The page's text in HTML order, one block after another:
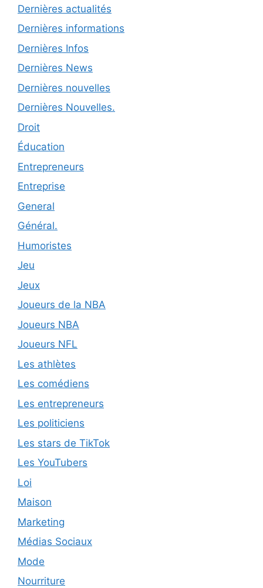
Dernières actualités
Dernières informations
Dernières Infos
Dernières News
Dernières nouvelles
Dernières Nouvelles.
Droit
Éducation
Entrepreneurs
Entreprise
General
Général.
Humoristes
Jeu
Jeux
Joueurs de la NBA
Joueurs NBA
Joueurs NFL
Les athlètes
Les comédiens
Les entrepreneurs
Les politiciens
Les stars de TikTok
Les YouTubers
Loi
Maison
Marketing
Médias Sociaux
Mode
Nourriture